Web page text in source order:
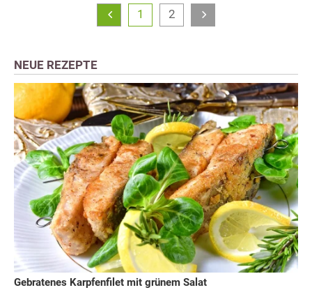
1 2
NEUE REZEPTE
Gebratenes Karpfenfilet mit grünem Salat